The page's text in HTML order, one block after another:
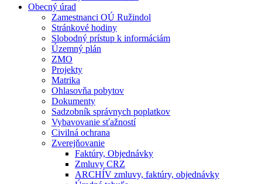
Obecný úrad
Zamestnanci OÚ Ružindol
Stránkové hodiny
Slobodný prístup k informáciám
Územný plán
ZMO
Projekty
Matrika
Ohlasovňa pobytov
Dokumenty
Sadzobník správnych poplatkov
Vybavovanie sťažností
Civilná ochrana
Zverejňovanie
Faktúry, Objednávky
Zmluvy CRZ
ARCHÍV zmluvy, faktúry, objednávky